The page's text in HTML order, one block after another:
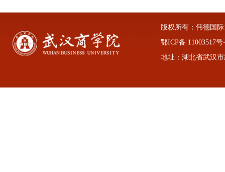
版权所有：伟德国
鄂ICP备 11003517号
地址：湖北省武汉